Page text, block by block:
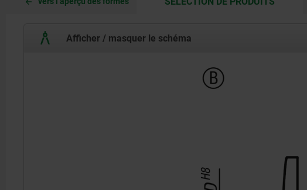
Afficher / masquer le schéma